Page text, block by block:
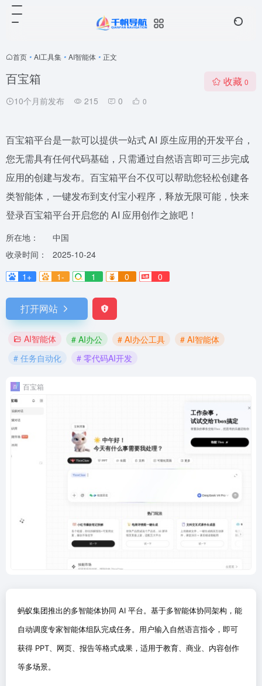
首页 • AI工具集 • AI智能体 • 正文
百宝箱
10个月前发布 215 0 0
收藏 0
百宝箱平台是一款可以提供一站式 AI 原生应用的开发平台，
您无需具有任何代码基础，只需通过自然语言即可三步完成
应用的创建与发布。百宝箱平台不仅可以帮助您轻松创建各
类智能体，一键发布到支付宝小程序，释放无限可能，快来
登录百宝箱平台开启您的 AI 应用创作之旅吧！
所在地：
中国
收录时间：
2025-10-24
1+
1- 1 0 0
打开网站
AI智能体 # AI办公 # AI办公工具
# AI智能体
# 任务自动化
# 零代码AI开发
百宝箱
蚂蚁集团推出的多智能体协同 AI 平台。基于多智能体协同架构，能
自动调度专家智能体组队完成任务。用户输入自然语言指令，即可
获得 PPT、网页、报告等格式成果，适用于教育、商业、内容创作
等多场景。